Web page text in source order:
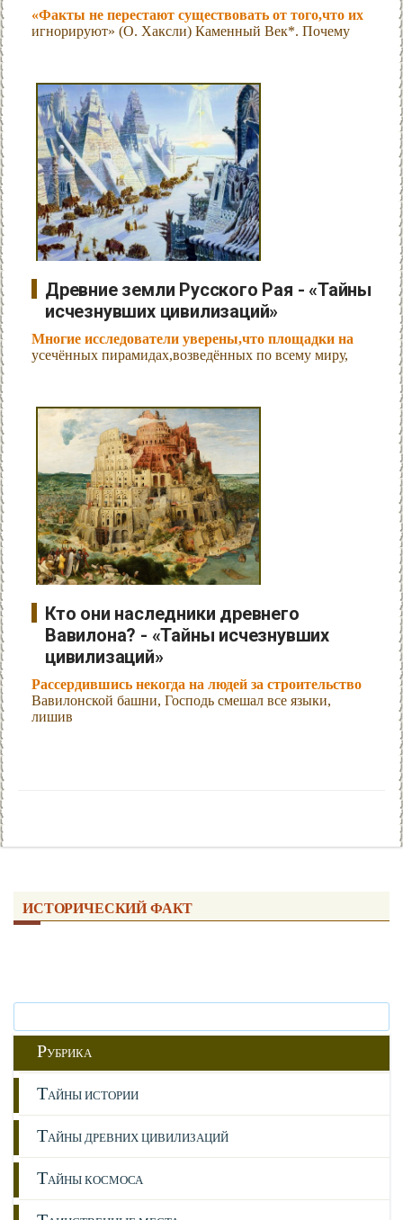
«Факты не перестают существовать от того,что их
игнорируют» (О. Хаксли) Каменный Век*. Почему
Древние земли Русского Рая - «Тайны
исчезнувших цивилизаций»
Многие исследователи уверены,что площадки на
усечённых пирамидах,возведённых по всему миру,
Кто они наследники древнего
Вавилона? - «Тайны исчезнувших
цивилизаций»
Рассердившись некогда на людей за строительство
Вавилонской башни, Господь смешал все языки,
лишив
ИСТОРИЧЕСКИЙ ФАКТ
РУБРИКА
ТАЙНЫ ИСТОРИИ
ТАЙНЫ ДРЕВНИХ ЦИВИЛИЗАЦИЙ
ТАЙНЫ КОСМОСА